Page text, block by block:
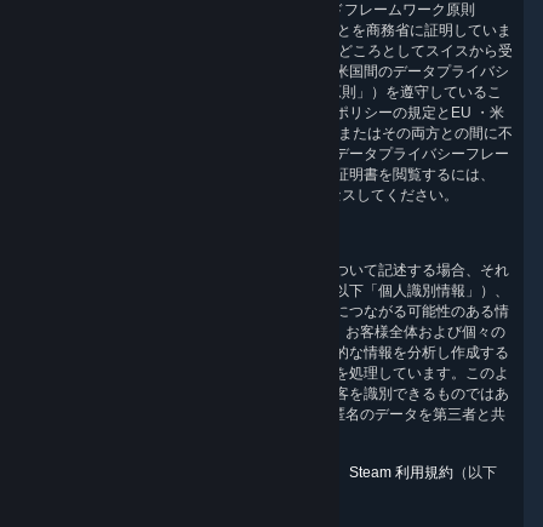
について、EU ・米国間のプライバシーシールドフレームワーク原則
（「EU ・米国 DPF 原則」）を遵守していることを商務省に証明していま
す。また、Valve は、スイス・米国 DPF を拠りどころとしてスイスから受
領した個人データの処理については、スイス・米国間のデータプライバシ
ーフレームワーク原則（「スイス・米国 DPF 原則」）を遵守しているこ
とを商務省に証明しています。本プライバシーポリシーの規定とEU ・米
国 DPF 原則 もしくはスイス・米国 DPF 原則、またはその両方との間に不
一致がある場合、本原則に従うものとします。データプライバシーフレー
ムワーク（「DPF」）の詳細を確認し、当社の証明書を閲覧するには、
にアクセスしてください。
以下で、個人データ（以下「個人データ」）について記述する場合、それ
自体で個人としてのお客様を識別できる情報（以下「個人識別情報」）、
または個人識別情報と関連付けて間接的に個人につながる可能性のある情
報を指します。個人情報のほかにも、Valve は、お客様全体および個々の
お客様の傾向、利用パターン、および人口統計的な情報を分析し作成する
ために、集計の有無に関わらず、匿名のデータを処理しています。このよ
うな匿名のデータは、それが関係する当社の顧客を識別できるものではあ
りません。Valve は、集計の有無に関わらず、匿名のデータを第三者と共
このプライバシーポリシーの他の重要な用語は、Steam 利用規約 （以下